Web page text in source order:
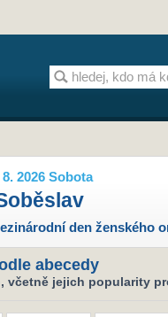
8. 2026 Sobota
den ženského
abecedy
včetně jejich popularity